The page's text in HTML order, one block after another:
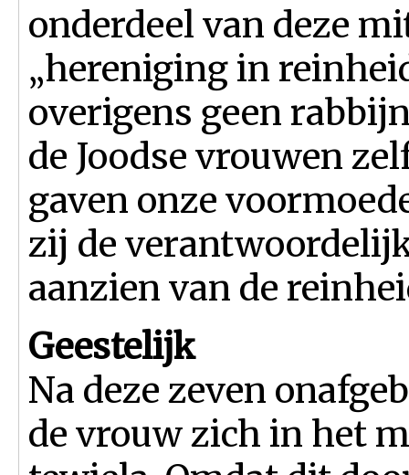
onderdeel van deze
„hereniging in
overigens geen
de Joodse vrouwen
gaven onze
zij de
aanzien van de
Geestelijk
Na deze zeven
de vrouw zich in het